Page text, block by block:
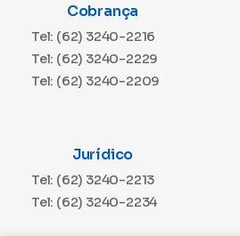
Cobrança
Tel: (62) 3240-2216
Tel: (62) 3240-2229
Tel: (62) 3240-2209
Jurídico
Tel: (62) 3240-2213
Tel: (62) 3240-2234